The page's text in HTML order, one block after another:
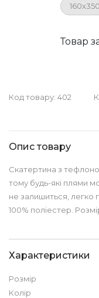
160x350
Товар
Код товару: 402
Опис товару
Скатертина з
тому будь-які плями
не залишиться, легко
100% поліестер.
Характеристики
Розмір
Колір